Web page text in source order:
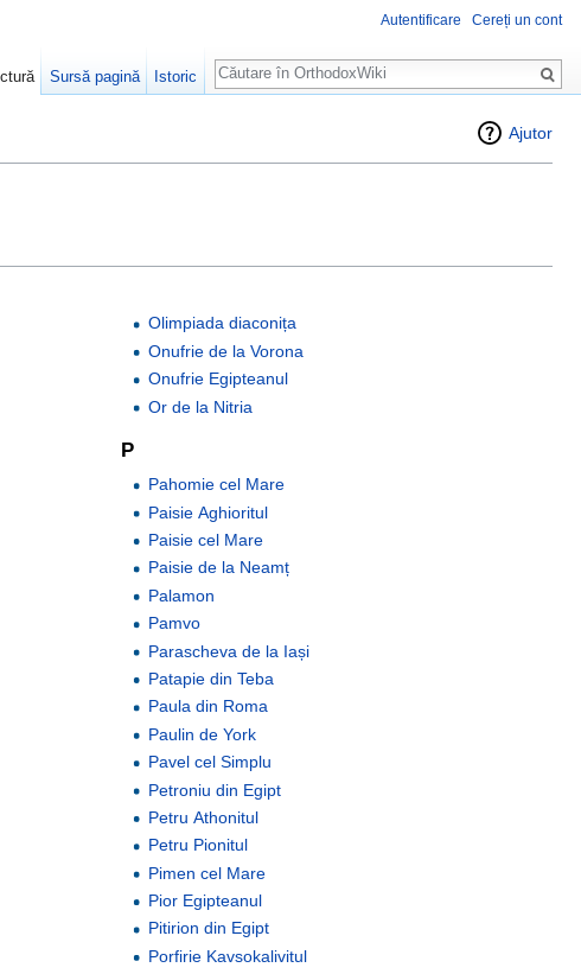
Ajutor
Olimpiada diaconița
Onufrie de la Vorona
Onufrie Egipteanul
Or de la Nitria
P
Pahomie cel Mare
Paisie Aghioritul
Paisie cel Mare
Paisie de la Neamț
Palamon
Pamvo
Parascheva de la Iași
Patapie din Teba
Paula din Roma
Paulin de York
Pavel cel Simplu
Petroniu din Egipt
Petru Athonitul
Petru Pionitul
Pimen cel Mare
Pior Egipteanul
Pitirion din Egipt
Porfirie Kavsokalivitul
Autentificare Cereți un cont
Sursă pagină Istoric
Căutare